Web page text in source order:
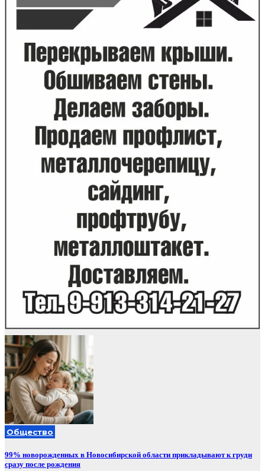
Общество
99% новорожденных в Новосибирской области прикладывают к груди
сразу после рождения